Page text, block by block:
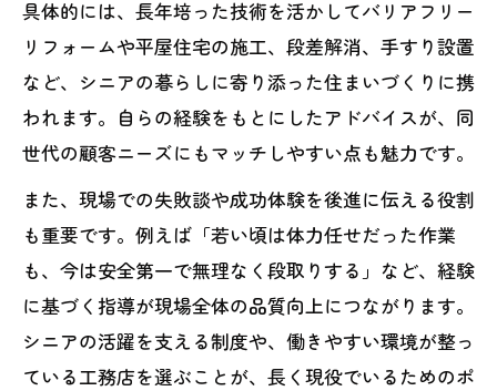
介護や将来を見据えた工務店の家づくり
提案
シニアの暮らしを守る工務店の施工事例
集
具体的には、長年培った技術を活かしてバリアフリー
リフォームや平屋住宅の施工、段差解消、手すり設置
など、シニアの暮らしに寄り添った住まいづくりに携
われます。自らの経験をもとにしたアドバイスが、同
世代の顧客ニーズにもマッチしやすい点も魅力です。
また、現場での失敗談や成功体験を後進に伝える役割
も重要です。例えば「若い頃は体力任せだった作業
も、今は安全第一で無理なく段取りする」など、経験
に基づく指導が現場全体の品質向上につながります。
シニアの活躍を支える制度や、働きやすい環境が整っ
ている工務店を選ぶことが、長く現役でいるためのポ